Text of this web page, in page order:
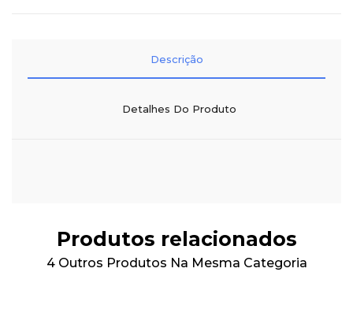
Descrição
Detalhes Do Produto
Produtos relacionados
4 Outros Produtos Na Mesma Categoria